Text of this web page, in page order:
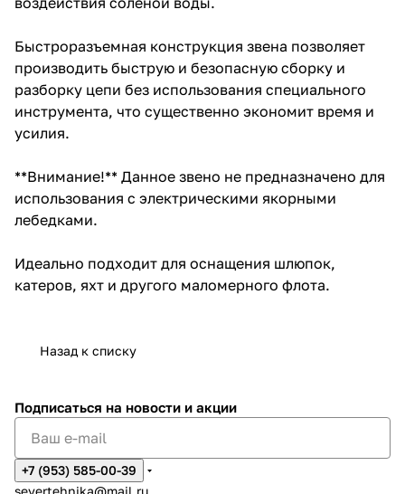
Быстроразъемная конструкция звена позволяет
производить быструю и безопасную сборку и
разборку цепи без использования специального
инструмента, что существенно экономит время и
усилия.
**Внимание!** Данное звено не предназначено для
использования с электрическими якорными
лебедками.
Идеально подходит для оснащения шлюпок,
катеров, яхт и другого маломерного флота.
Назад к списку
Подписаться на новости и акции
+7 (953) 585-00-39
severtehnika@mail.ru